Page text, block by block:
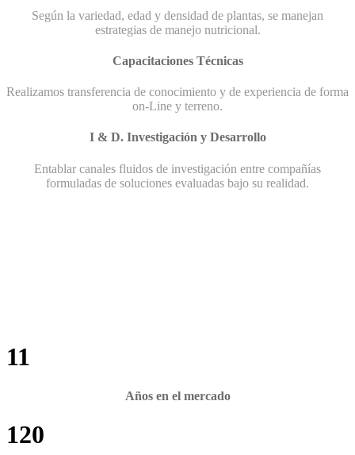
Según la variedad, edad y densidad de plantas, se manejan
estrategias de manejo nutricional.
Capacitaciones Técnicas
Realizamos transferencia de conocimiento y de experiencia de forma
on-Line y terreno.
I & D. Investigación y Desarrollo
Entablar canales fluidos de investigación entre compañías
formuladas de soluciones evaluadas bajo su realidad.
11
Años en el mercado
120